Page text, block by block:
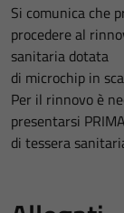
Si comunica che
procedere al
sanitaria dotata
di microchip in
Per il rinnovo è
presentarsi
di tessera